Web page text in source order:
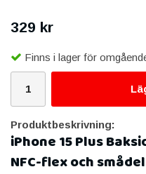
329 kr
Finns i lager för
Produktbeskrivning:
iPhone 15 Plus
NFC-flex och